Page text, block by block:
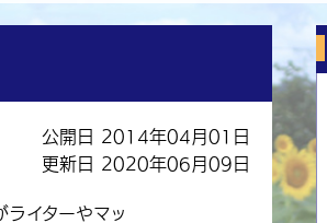
公開日 2014年04月01日
更新日 2020年06月09日
イターやマッ